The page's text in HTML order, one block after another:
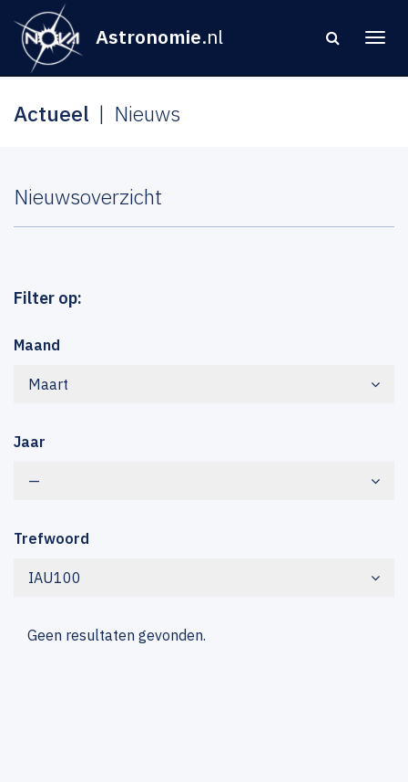
Astronomie.nl
Actueel Nieuws
Nieuwsoverzicht
Filter op:
Maand
Maart
Jaar
—
Trefwoord
IAU100
Geen resultaten gevonden.